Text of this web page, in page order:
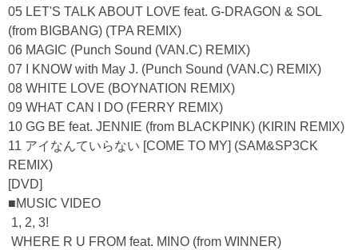
05 LET'S TALK ABOUT LOVE feat. G-DRAGON & SOL
(from BIGBANG) (TPA REMIX)
06 MAGIC (Punch Sound (VAN.C) REMIX)
07 I KNOW with May J. (Punch Sound (VAN.C) REMIX)
08 WHITE LOVE (BOYNATION REMIX)
09 WHAT CAN I DO (FERRY REMIX)
10 GG BE feat. JENNIE (from BLACKPINK) (KIRIN REMIX)
11 アイなんていらない [COME TO MY] (SAM&SP3CK
REMIX)
[DVD]
■MUSIC VIDEO
1, 2, 3!
WHERE R U FROM feat. MINO (from WINNER)